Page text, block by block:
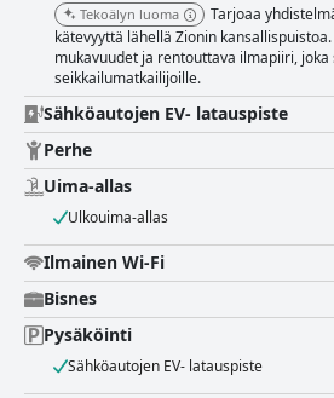
Tekoälyn luoma
Tarjoaa
kätevyyttä lähellä Zionin
mukavuudet ja rentouttava ilmapiiri, joka
seikkailumatkailijoille.
Sähköautojen EV- latauspiste
Perhe
Uima-allas
Ulkouima-allas
Ilmainen Wi-Fi
Bisnes
Pysäköinti
Sähköautojen EV- latauspiste